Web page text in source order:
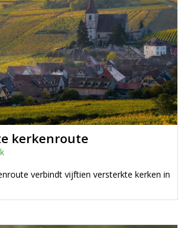
kerkenroute
verbindt vijftien versterkte kerken in